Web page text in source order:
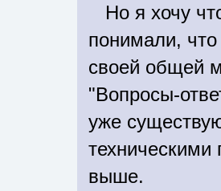
Но я хочу
понимали,
своей общей
"Вопросы-
уже
выше.